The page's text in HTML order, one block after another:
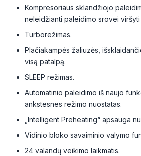
Kompresoriaus sklandžiojo
neleidžianti paleidimo srovei viršyti
Turborežimas.
Plačiakampės žaliuzės,
visą patalpą.
SLЕЕР režimas.
Automatinio paleidimo iš naujo
ankstesnes režimo nuostatas.
„Intelligent Preheating“ apsauga
Vidinio bloko savaiminio valymo
24 valandų veikimo laikmatis.